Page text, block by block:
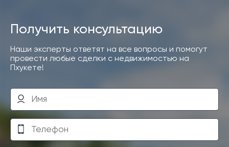
Получить консультацию
Наши эксперты ответят на все вопросы и помогут
провести любые сделки с недвижимостью на
Пхукете!